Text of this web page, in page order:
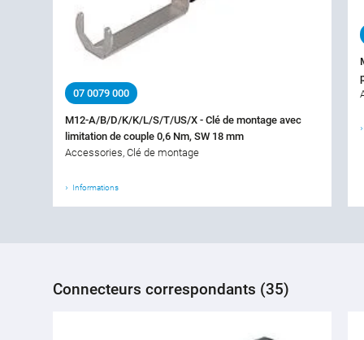
07 0079 000
M12-A/B/D/K/K/L/S/T/US/X - Clé de montage avec
limitation de couple 0,6 Nm, SW 18 mm
Accessories, Clé de montage
Informations
Connecteurs correspondants (35)